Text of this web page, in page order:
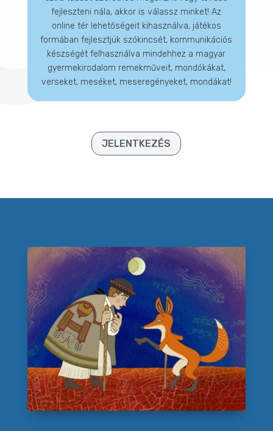
fejleszteni nála, akkor is válassz minket! Az
online tér lehetőségeit kihasználva, játékos
formában fejlesztjük szókincsét, kommunikációs
készségét felhasználva mindehhez a magyar
gyermekirodalom remekműveit, mondókákat,
verseket, meséket, meseregényeket, mondákat!
JELENTKEZÉS